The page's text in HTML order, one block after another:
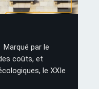
par le
coûts, et
le XXIe